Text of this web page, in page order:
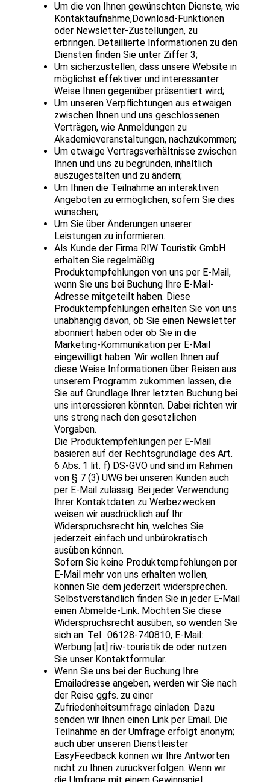
Um die von Ihnen gewünschten Dienste, wie
Kontaktaufnahme,Download-Funktionen
oder Newsletter-Zustellungen, zu
erbringen. Detaillierte Informationen zu den
Diensten finden Sie unter Ziffer 3;
Um sicherzustellen, dass unsere Website in
möglichst effektiver und interessanter
Weise Ihnen gegenüber präsentiert wird;
Um unseren Verpflichtungen aus etwaigen
zwischen Ihnen und uns geschlossenen
Verträgen, wie Anmeldungen zu
Akademieveranstaltungen, nachzukommen;
Um etwaige Vertragsverhältnisse zwischen
Ihnen und uns zu begründen, inhaltlich
auszugestalten und zu ändern;
Um Ihnen die Teilnahme an interaktiven
Angeboten zu ermöglichen, sofern Sie dies
wünschen;
Um Sie über Änderungen unserer
Leistungen zu informieren.
Als Kunde der Firma RIW Touristik GmbH
erhalten Sie regelmäßig
Produktempfehlungen von uns per E-Mail,
wenn Sie uns bei Buchung Ihre E-Mail-
Adresse mitgeteilt haben. Diese
Produktempfehlungen erhalten Sie von uns
unabhängig davon, ob Sie einen Newsletter
abonniert haben oder ob Sie in die
Marketing-Kommunikation per E-Mail
eingewilligt haben. Wir wollen Ihnen auf
diese Weise Informationen über Reisen aus
unserem Programm zukommen lassen, die
Sie auf Grundlage Ihrer letzten Buchung bei
uns interessieren könnten. Dabei richten wir
uns streng nach den gesetzlichen
Vorgaben.
Die Produktempfehlungen per E-Mail
basieren auf der Rechtsgrundlage des Art.
6 Abs. 1 lit. f) DS-GVO und sind im Rahmen
von § 7 (3) UWG bei unseren Kunden auch
per E-Mail zulässig. Bei jeder Verwendung
Ihrer Kontaktdaten zu Werbezwecken
weisen wir ausdrücklich auf Ihr
Widerspruchsrecht hin, welches Sie
jederzeit einfach und unbürokratisch
ausüben können.
Sofern Sie keine Produktempfehlungen per
E-Mail mehr von uns erhalten wollen,
können Sie dem jederzeit widersprechen.
Selbstverständlich finden Sie in jeder E-Mail
einen Abmelde-Link. Möchten Sie diese
Widerspruchsrecht ausüben, so wenden Sie
sich an: Tel.: 06128-740810, E-Mail:
Werbung [at] riw-touristik.de oder nutzen
Sie unser Kontaktformular.
Wenn Sie uns bei der Buchung Ihre
Emailadresse angeben, werden wir Sie nach
der Reise ggfs. zu einer
Zufriedenheitsumfrage einladen. Dazu
senden wir Ihnen einen Link per Email. Die
Teilnahme an der Umfrage erfolgt anonym;
auch über unseren Dienstleister
EasyFeedback können wir Ihre Antworten
nicht zu Ihnen zurückverfolgen. Wenn wir